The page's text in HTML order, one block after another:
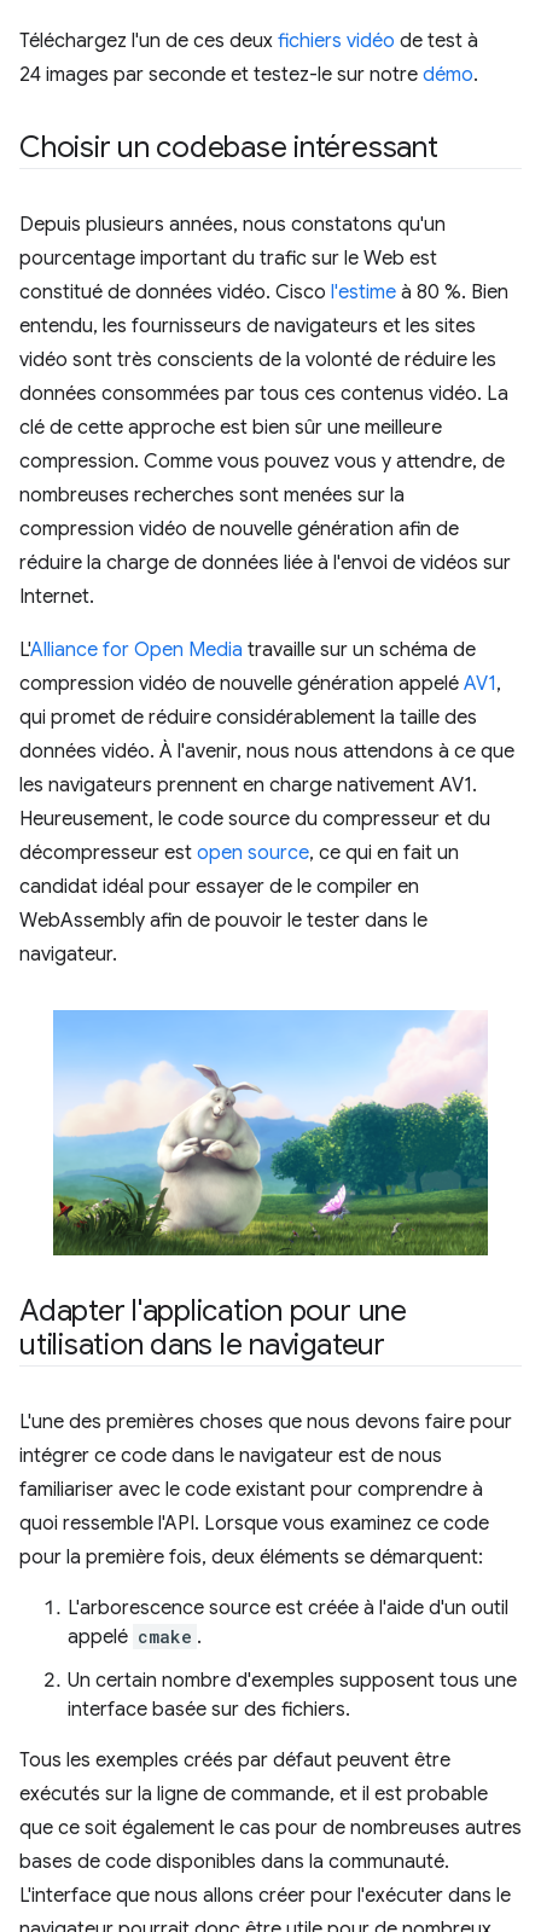
Téléchargez l'un de ces deux fichiers vidéo de test à
24 images par seconde et testez-le sur notre démo.
Choisir un codebase intéressant
Depuis plusieurs années, nous constatons qu'un
pourcentage important du trafic sur le Web est
constitué de données vidéo. Cisco l'estime à 80 %. Bien
entendu, les fournisseurs de navigateurs et les sites
vidéo sont très conscients de la volonté de réduire les
données consommées par tous ces contenus vidéo. La
clé de cette approche est bien sûr une meilleure
compression. Comme vous pouvez vous y attendre, de
nombreuses recherches sont menées sur la
compression vidéo de nouvelle génération afin de
réduire la charge de données liée à l'envoi de vidéos sur
Internet.
L'Alliance for Open Media travaille sur un schéma de
compression vidéo de nouvelle génération appelé AV1,
qui promet de réduire considérablement la taille des
données vidéo. À l'avenir, nous nous attendons à ce que
les navigateurs prennent en charge nativement AV1.
Heureusement, le code source du compresseur et du
décompresseur est open source, ce qui en fait un
candidat idéal pour essayer de le compiler en
WebAssembly afin de pouvoir le tester dans le
navigateur.
Adapter l'application pour une
utilisation dans le navigateur
L'une des premières choses que nous devons faire pour
intégrer ce code dans le navigateur est de nous
familiariser avec le code existant pour comprendre à
quoi ressemble l'API. Lorsque vous examinez ce code
pour la première fois, deux éléments se démarquent:
L'arborescence source est créée à l'aide d'un outil
appelé cmake .
Un certain nombre d'exemples supposent tous une
interface basée sur des fichiers.
Tous les exemples créés par défaut peuvent être
exécutés sur la ligne de commande, et il est probable
que ce soit également le cas pour de nombreuses autres
bases de code disponibles dans la communauté.
L'interface que nous allons créer pour l'exécuter dans le